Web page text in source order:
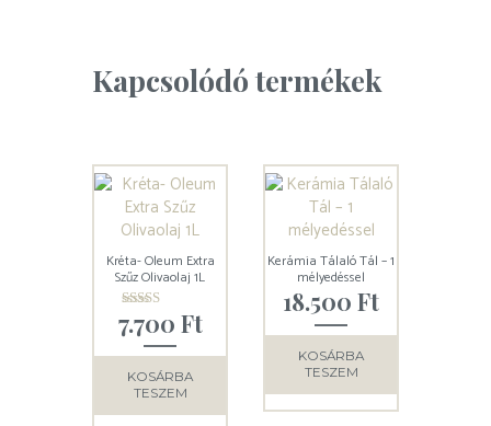
Kapcsolódó termékek
Kréta- Oleum Extra
Szűz Olivaolaj 1L
Értékelés:
5.00
/ 5
7.700 Ft
KOSÁRBA
TESZEM
Kerámia Tálaló Tál – 1
mélyedéssel
18.500 Ft
KOSÁRBA
TESZEM